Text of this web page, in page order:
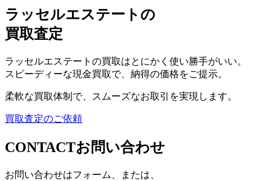
ラッセルエステートの
買取査定
ラッセルエステートの買取はとにかく使い勝手がいい。
スピーディーな現金買取で、納得の価格をご提示。
柔軟な買取体制で、スムーズなお取引を実現します。
買取査定のご依頼
CONTACTお問い合わせ
お問い合わせはフォーム、または、